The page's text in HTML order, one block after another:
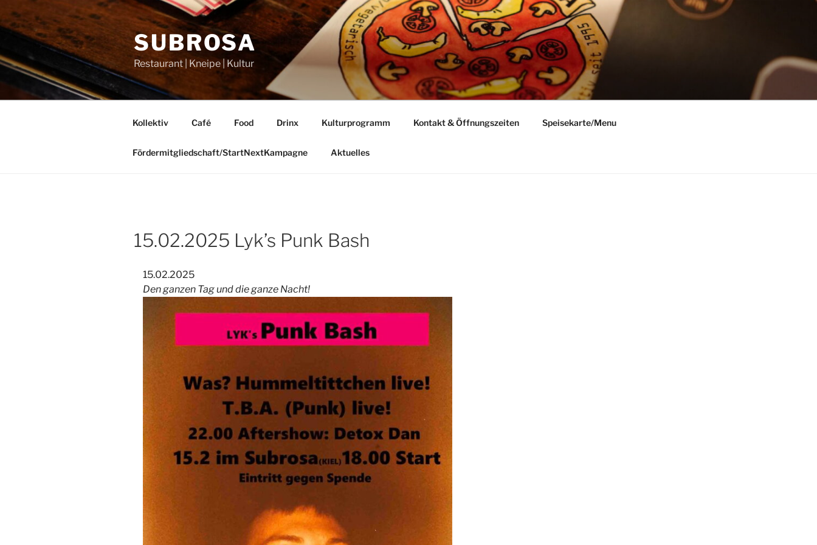
Inhalt
springen
SUBROSA
Restaurant | Kneipe | Kultur
Kollektiv Café Food Drinx Kulturprogramm Kontakt & Öffnungszeiten Speisekarte/Menu
Fördermitgliedschaft/StartNextKampagne Aktuelles
15.02.2025 Lyk’s Punk Bash
15.02.2025
Den ganzen Tag und die ganze Nacht!